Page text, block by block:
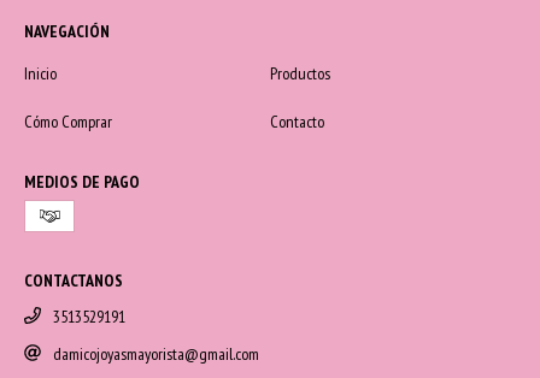
NAVEGACIÓN
Inicio
Productos
Cómo Comprar Contacto
MEDIOS DE PAGO
CONTACTANOS
3513529191
damicojoyasmayorista@gmail.com